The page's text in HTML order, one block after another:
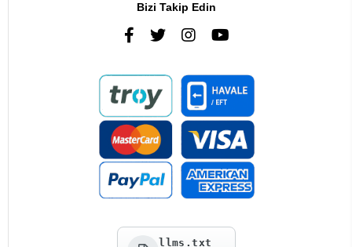
Bizi Takip Edin
llms.txt